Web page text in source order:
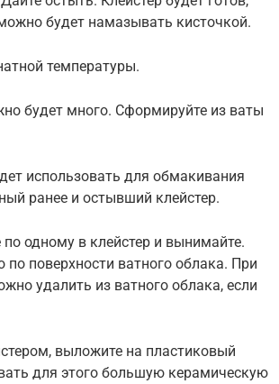
будет намазывать кисточкой.
температуры.
будет много. Сформируйте из ваты
использовать для обмакивания
ранее и остывший клейстер.
одному в клейстер и вынимайте.
поверхности ватного облака. При
удалить из ватного облака, если
выложите на пластиковый
для этого большую керамическую